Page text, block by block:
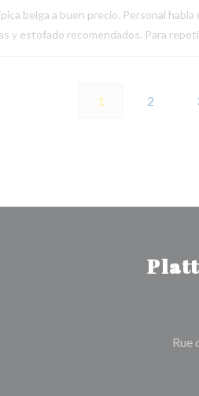
belga a buen precio. Personal
y estofado recomendados. Para
1 2
Rue